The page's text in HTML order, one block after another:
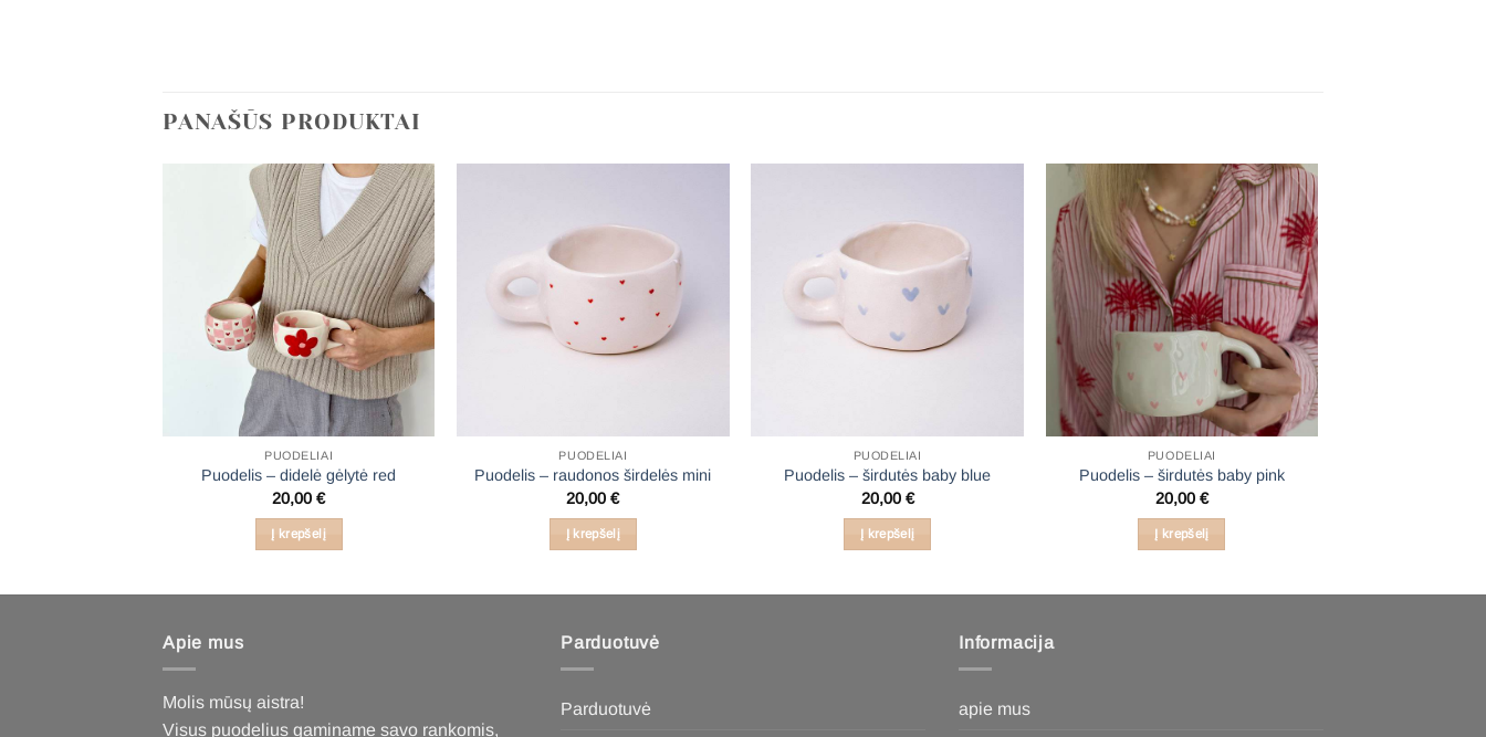
PANAŠŪS PRODUKTAI
PUODELIAI
Puodelis – didelė gėlytė red
20,00€
Į krepšelį
PUODELIAI
Puodelis – raudonos širdelės mini
20,00€
Į krepšelį
PUODELIAI
Puodelis – širdutės baby blue
20,00 €
Į krepšelį
PUODELIAI
Puodelis – širdutės baby pink
20,00 €
Į krepšelį
Apie mus
Molis mūsų aistra!
Visus puodelius gaminame savo rankomis,
Parduotuvė
Parduotuvė
Informacija
apie mus